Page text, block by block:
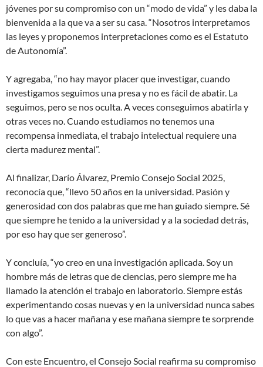
jóvenes por su compromiso con un “modo de vida” y les daba la
bienvenida a la que va a ser su casa. “Nosotros interpretamos
las leyes y proponemos interpretaciones como es el Estatuto
de Autonomía”.
Y agregaba, “no hay mayor placer que investigar, cuando
investigamos seguimos una presa y no es fácil de abatir. La
seguimos, pero se nos oculta. A veces conseguimos abatirla y
otras veces no. Cuando estudiamos no tenemos una
recompensa inmediata, el trabajo intelectual requiere una
cierta madurez mental”.
Al finalizar, Darío Álvarez, Premio Consejo Social 2025,
reconocía que, “llevo 50 años en la universidad. Pasión y
generosidad con dos palabras que me han guiado siempre. Sé
que siempre he tenido a la universidad y a la sociedad detrás,
por eso hay que ser generoso”.
Y concluía, “yo creo en una investigación aplicada. Soy un
hombre más de letras que de ciencias, pero siempre me ha
llamado la atención el trabajo en laboratorio. Siempre estás
experimentando cosas nuevas y en la universidad nunca sabes
lo que vas a hacer mañana y ese mañana siempre te sorprende
con algo”.
Con este Encuentro, el Consejo Social reafirma su compromiso